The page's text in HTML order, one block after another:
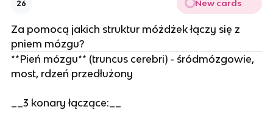
26 New cards
Za pomocą jakich struktur móżdżek łączy się z
pniem mózgu?
**Pień mózgu** (truncus cerebri) - śródmózgowie,
most, rdzeń przedłużony
__3 konary łączące:__